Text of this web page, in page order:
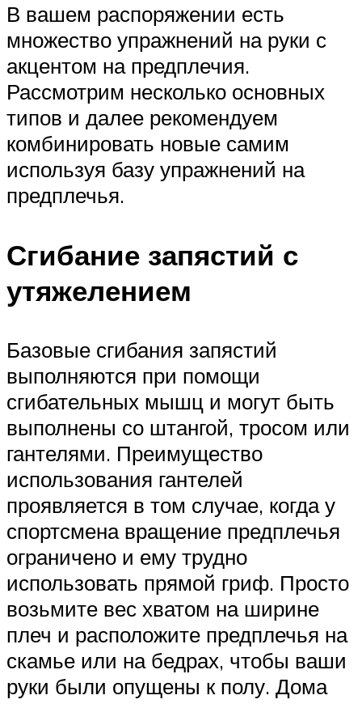
В вашем распоряжении есть
множество упражнений на руки с
акцентом на предплечия.
Рассмотрим несколько основных
типов и далее рекомендуем
комбинировать новые самим
используя базу упражнений на
предплечья.
Сгибание запястий с
утяжелением
Базовые сгибания запястий
выполняются при помощи
сгибательных мышц и могут быть
выполнены со штангой, тросом или
гантелями. Преимущество
использования гантелей
проявляется в том случае, когда у
спортсмена вращение предплечья
ограничено и ему трудно
использовать прямой гриф. Просто
возьмите вес хватом на ширине
плеч и расположите предплечья на
скамье или на бедрах, чтобы ваши
руки были опущены к полу. Дома